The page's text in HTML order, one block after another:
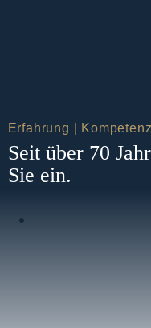
Erfahrung |
Seit über 70
Sie ein.